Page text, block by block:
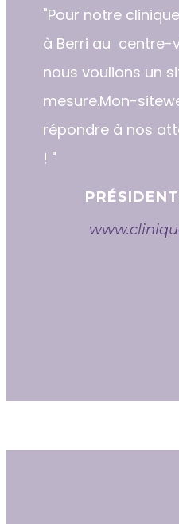
"​​Pour notre
à Berri au centre-
nous voulions un
mesure.Mon-
répondre à nos
! "